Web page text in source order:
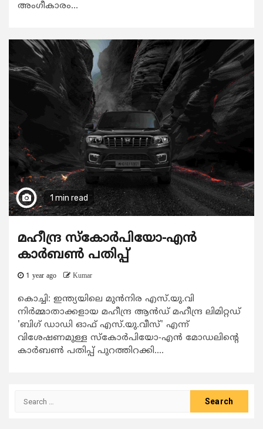
അംഗീകാരം...
1 min read
മഹീന്ദ്ര സ്‌കോര്‍പിയോ-എന്‍
കാര്‍ബണ്‍ പതിപ്പ്
1 year ago Kumar
കൊച്ചി: ഇന്ത്യയിലെ മുന്‍നിര എസ്.യു.വി
നിര്‍മ്മാതാക്കളായ മഹീന്ദ്ര ആന്‍ഡ് മഹീന്ദ്ര ലിമിറ്റഡ്
'ബിഗ് ഡാഡി ഓഫ് എസ്.യു.വീസ്' എന്ന്
വിശേഷണമുള്ള സ്‌കോര്‍പിയോ-എന്‍ മോഡലിന്റെ
കാര്‍ബണ്‍ പതിപ്പ് പുറത്തിറക്കി....